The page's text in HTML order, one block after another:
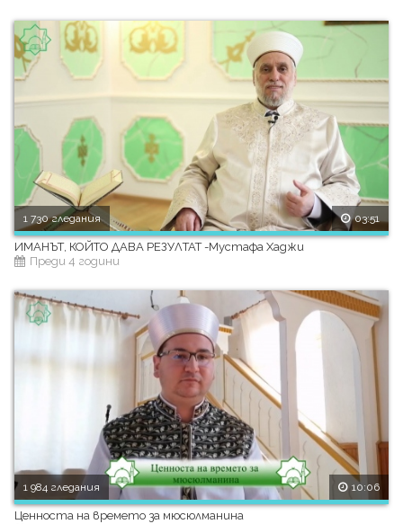
1 730 гледания 03:51
ИМАНЪТ, КОЙТО ДАВА РЕЗУЛТАТ -Мустафа Хаджи
Преди 4 години
1 984 гледания 10:06
Ценноста на времето за мюсюлманина